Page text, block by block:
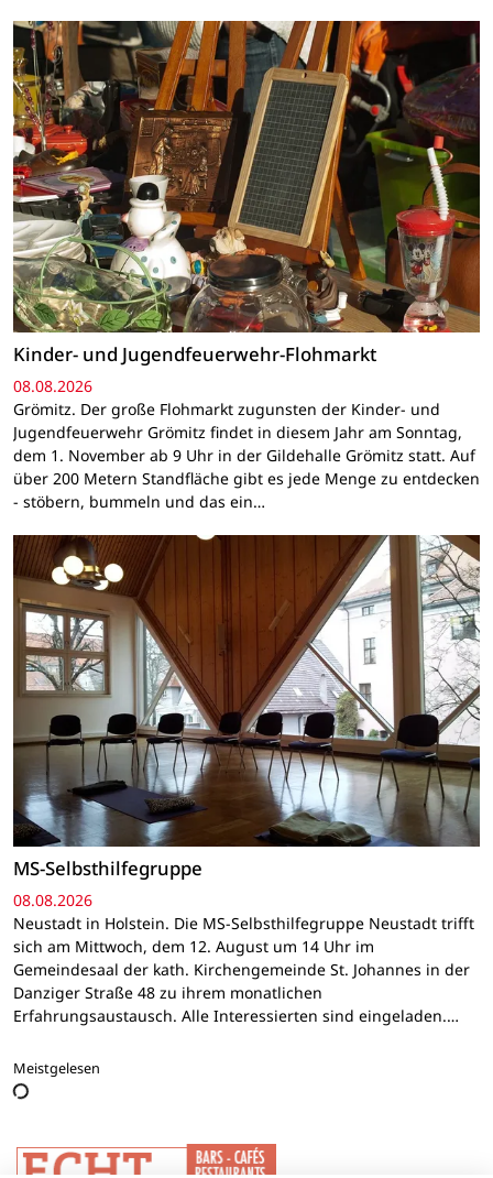
Kinder- und Jugendfeuerwehr-Flohmarkt
08.08.2026
Grömitz. Der große Flohmarkt zugunsten der Kinder- und
Jugendfeuerwehr Grömitz findet in diesem Jahr am Sonntag,
dem 1. November ab 9 Uhr in der Gildehalle Grömitz statt. Auf
über 200 Metern Standfläche gibt es jede Menge zu entdecken
- stöbern, bummeln und das ein…
MS-Selbsthilfegruppe
08.08.2026
Neustadt in Holstein. Die MS-Selbsthilfegruppe Neustadt trifft
sich am Mittwoch, dem 12. August um 14 Uhr im
Gemeindesaal der kath. Kirchengemeinde St. Johannes in der
Danziger Straße 48 zu ihrem monatlichen
Erfahrungsaustausch. Alle Interessierten sind eingeladen.…
Meistgelesen